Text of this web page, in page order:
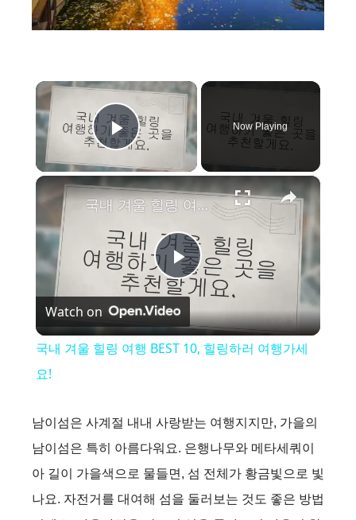
×
Play Video
Now Playing
×
P
l
y
V
국내 겨울 힐링 여행 BEST 10, 힐링하러 여행가세요!
Watch on
국내 겨울 힐링 여행 BEST 10, 힐링하러 여행가세
요!
남이섬은 사계절 내내 사랑받는 여행지지만, 가을의
남이섬은 특히 아름다워요. 은행나무와 메타세쿼이
아 길이 가을색으로 물들면, 섬 전체가 황금빛으로 빛
나요. 자전거를 대여해 섬을 둘러보는 것도 좋은 방법